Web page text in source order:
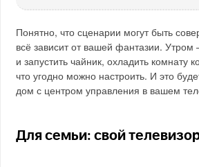
Понятно, что сценарии могут быть
всё зависит от вашей фантазии. Утром
и запустить чайник, охладить комнату
что угодно можно настроить. И это
дом с центром управления в вашем
Для семьи: свой